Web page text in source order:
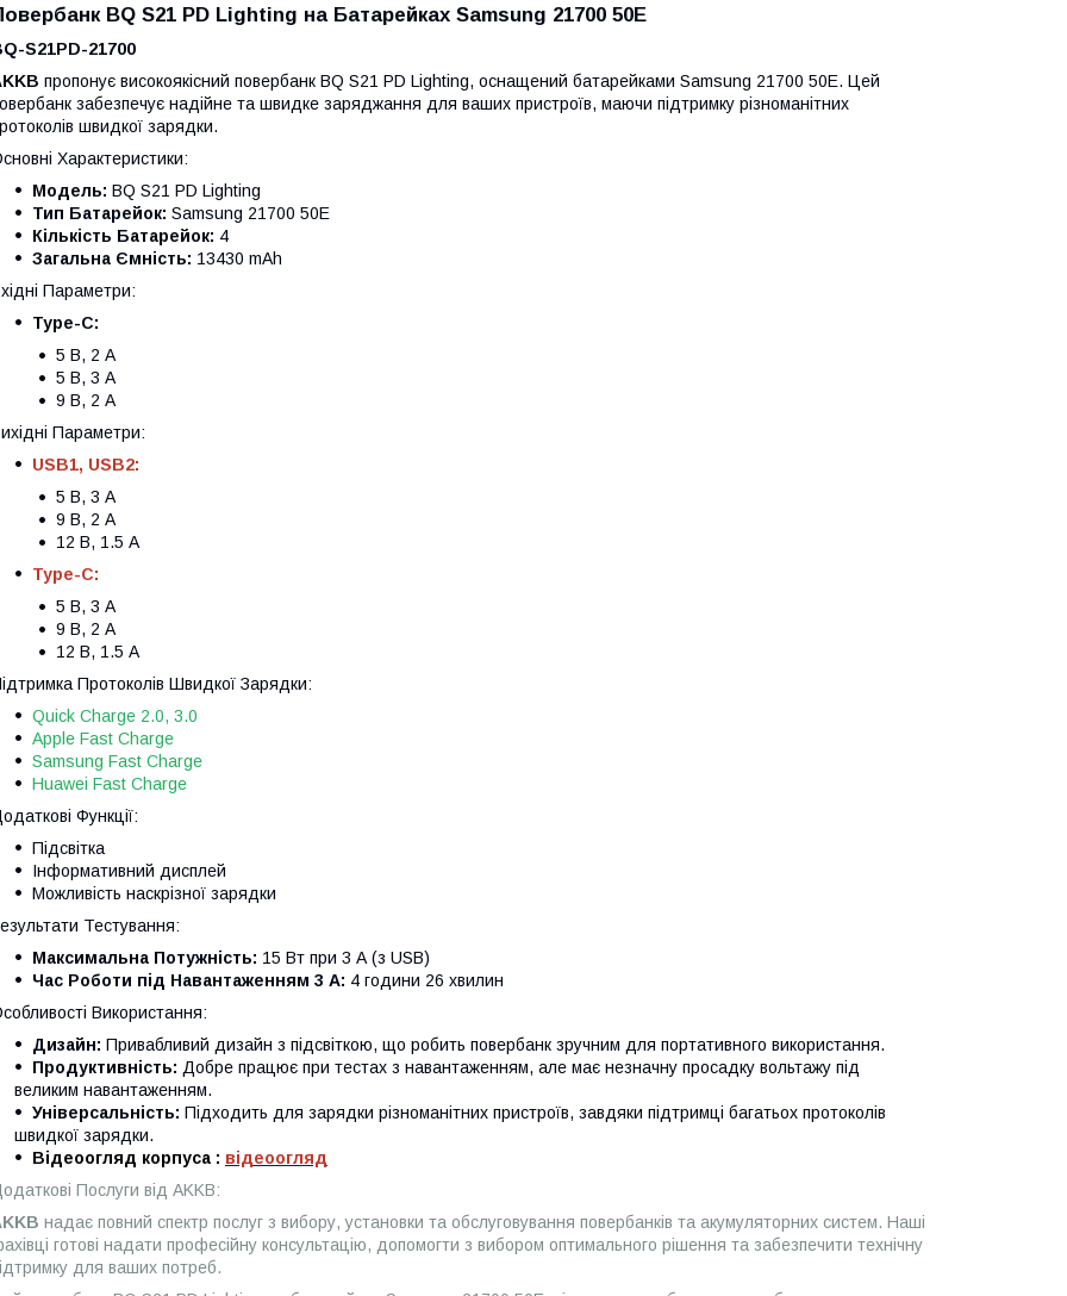
BQ S21 PD Lighting на Батарейках Samsung 21700 50E
S21PD-21700
пропонує високоякісний повербанк BQ S21 PD Lighting, оснащений батарейками Samsung 21700 50E. Цей
забезпечує надійне та швидке заряджання для ваших пристроїв, маючи підтримку різноманітних
швидкої зарядки.
Характеристики:
Модель: BQ S21 PD Lighting
Тип Батарейок: Samsung 21700 50E
Кількість Батарейок: 4
Загальна Ємність: 13430 mAh
Параметри:
Type-C:
5 В, 2 А
5 В, 3 А
9 В, 2 А
Параметри:
USB1, USB2:
5 В, 3 А
9 В, 2 А
12 В, 1.5 А
Type-C:
5 В, 3 А
9 В, 2 А
12 В, 1.5 А
Протоколів Швидкої Зарядки:
Quick Charge 2.0, 3.0
Apple Fast Charge
Samsung Fast Charge
Huawei Fast Charge
Функції:
Підсвітка
Інформативний дисплей
Можливість наскрізної зарядки
Тестування:
Максимальна Потужність: 15 Вт при 3 А (з USB)
Час Роботи під Навантаженням 3 А: 4 години 26 хвилин
Використання:
Дизайн: Привабливий дизайн з підсвіткою, що робить повербанк зручним для портативного використання.
Продуктивність: Добре працює при тестах з навантаженням, але має незначну просадку вольтажу під
великим навантаженням.
Універсальність: Підходить для зарядки різноманітних пристроїв, завдяки підтримці багатьох протоколів
швидкої зарядки.
Відеоогляд корпуса : відеоогляд
Послуги від AKKB:
надає повний спектр послуг з вибору, установки та обслуговування повербанків та акумуляторних систем. Наші
готові надати професійну консультацію, допомогти з вибором оптимального рішення та забезпечити технічну
для ваших потреб.